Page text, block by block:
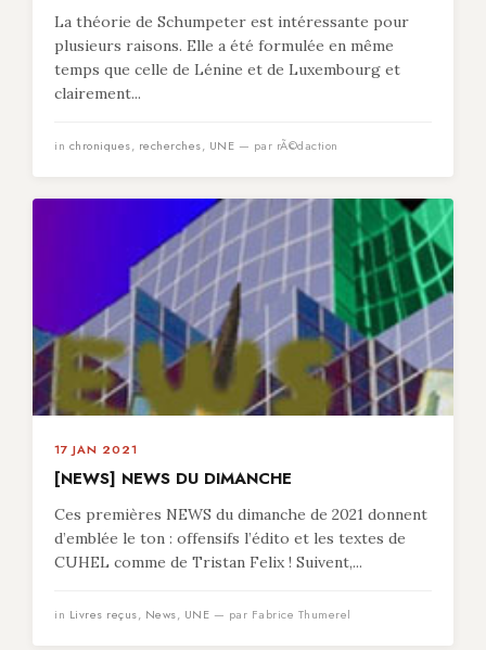
La théorie de Schumpeter est intéressante pour
plusieurs raisons. Elle a été formulée en même
temps que celle de Lénine et de Luxembourg et
clairement...
in chroniques, recherches, UNE — par rÃ©daction
17 JAN 2021
[NEWS] NEWS DU DIMANCHE
Ces premières NEWS du dimanche de 2021 donnent
d’emblée le ton : offensifs l’édito et les textes de
CUHEL comme de Tristan Felix ! Suivent,...
in Livres reçus, News, UNE — par Fabrice Thumerel